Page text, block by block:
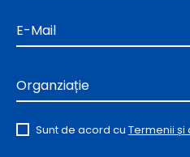
E-Mail
Organziație
Sunt de acord cu Termenii și